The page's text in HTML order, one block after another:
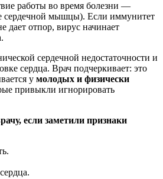
работы во время болезни —
сердечной мышцы). Если иммунитет
дает отпор, вирус начинает
сердечной недостаточности и
сердца. Врач подчеркивает: это
у молодых и физически
привыкли игнорировать
если заметили признаки